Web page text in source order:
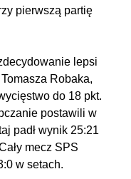
pierwszą partię
lepsi
Robaka,
do 18 pkt.
postawili w
padł wynik 25:21
mecz SPS
w setach.